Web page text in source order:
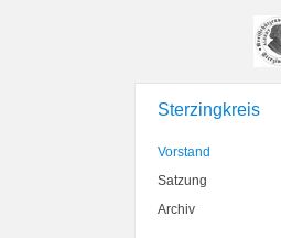
Sterzingkreis
Vorstand
Satzung
Archiv